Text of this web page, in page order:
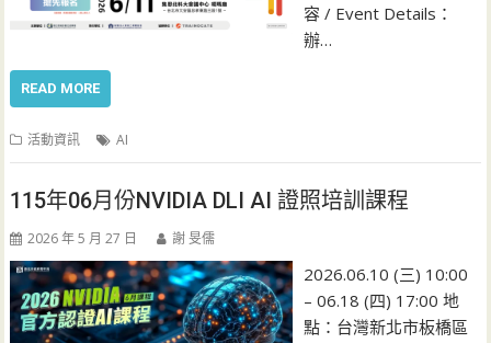
容 / Event Details：
辦…
READ MORE
活動資訊 AI
115年06月份NVIDIA DLI AI 證照培訓課程
2026 年 5 月 27 日 謝 旻儒
2026.06.10 (三) 10:00
– 06.18 (四) 17:00 地
點：台灣新北市板橋區